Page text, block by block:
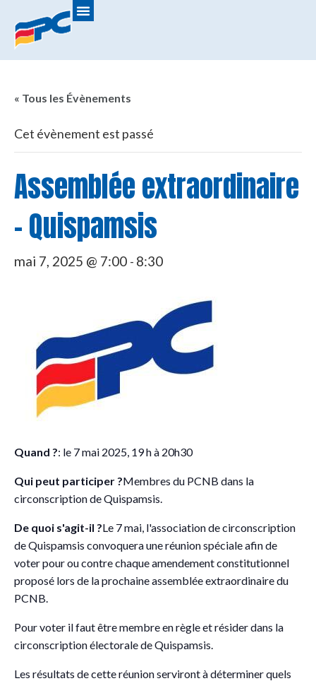
« Tous les Évènements
Cet évènement est passé
Assemblée extraordinaire
- Quispamsis
mai 7, 2025 @ 7:00 - 8:30
Quand ?: le 7 mai 2025, 19 h à 20h30
Qui peut participer ?Membres du PCNB dans la
circonscription de Quispamsis.
De quoi s'agit-il ?Le 7 mai, l'association de circonscription
de Quispamsis convoquera une réunion spéciale afin de
voter pour ou contre chaque amendement constitutionnel
proposé lors de la prochaine assemblée extraordinaire du
PCNB.
Pour voter il faut être membre en règle et résider dans la
circonscription électorale de Quispamsis.
Les résultats de cette réunion serviront à déterminer quels